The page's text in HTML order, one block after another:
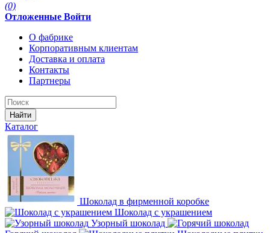
(0)
Отложенные Войти
О фабрике
Корпоративным клиентам
Доставка и оплата
Контакты
Партнеры
Найти
Каталог
Шоколад в фирменной коробке
Шоколад с украшением
Узорный шоколад